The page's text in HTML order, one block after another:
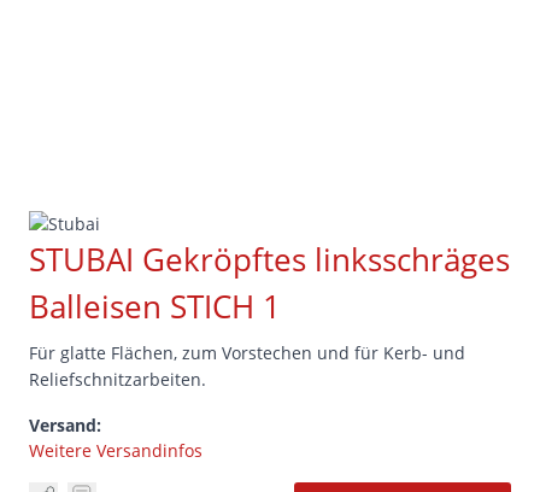
STUBAI Gekröpftes linksschräges
Balleisen STICH 1
Für glatte Flächen, zum Vorstechen und für Kerb- und
Reliefschnitzarbeiten.
Versand:
Weitere Versandinfos